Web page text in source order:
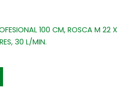
100 CM, ROSCA M 22 X
30 L/MIN.